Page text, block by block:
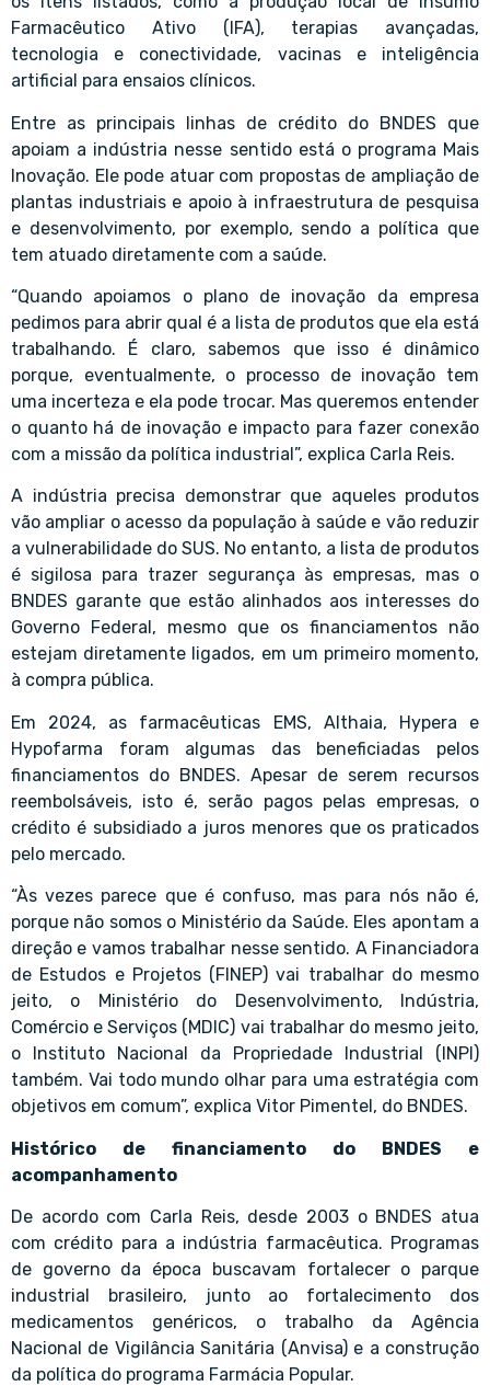
Farmacêutico Ativo (IFA), terapias avançadas,
tecnologia e conectividade, vacinas e inteligência
artificial para ensaios clínicos.
Entre as principais linhas de crédito do BNDES que
apoiam a indústria nesse sentido está o programa Mais
Inovação. Ele pode atuar com propostas de ampliação de
plantas industriais e apoio à infraestrutura de pesquisa
e desenvolvimento, por exemplo, sendo a política que
tem atuado diretamente com a saúde.
“Quando apoiamos o plano de inovação da empresa
pedimos para abrir qual é a lista de produtos que ela está
trabalhando. É claro, sabemos que isso é dinâmico
porque, eventualmente, o processo de inovação tem
uma incerteza e ela pode trocar. Mas queremos entender
o quanto há de inovação e impacto para fazer conexão
com a missão da política industrial”, explica Carla Reis.
A indústria precisa demonstrar que aqueles produtos
vão ampliar o acesso da população à saúde e vão reduzir
a vulnerabilidade do SUS. No entanto, a lista de produtos
é sigilosa para trazer segurança às empresas, mas o
BNDES garante que estão alinhados aos interesses do
Governo Federal, mesmo que os financiamentos não
estejam diretamente ligados, em um primeiro momento,
à compra pública.
Em 2024, as farmacêuticas EMS, Althaia, Hypera e
Hypofarma foram algumas das beneficiadas pelos
financiamentos do BNDES. Apesar de serem recursos
reembolsáveis, isto é, serão pagos pelas empresas, o
crédito é subsidiado a juros menores que os praticados
pelo mercado.
“Às vezes parece que é confuso, mas para nós não é,
porque não somos o Ministério da Saúde. Eles apontam a
direção e vamos trabalhar nesse sentido. A Financiadora
de Estudos e Projetos (FINEP) vai trabalhar do mesmo
jeito, o Ministério do Desenvolvimento, Indústria,
Comércio e Serviços (MDIC) vai trabalhar do mesmo jeito,
o Instituto Nacional da Propriedade Industrial (INPI)
também. Vai todo mundo olhar para uma estratégia com
objetivos em comum”, explica Vitor Pimentel, do BNDES.
Histórico de financiamento do BNDES e
acompanhamento
De acordo com Carla Reis, desde 2003 o BNDES atua
com crédito para a indústria farmacêutica. Programas
de governo da época buscavam fortalecer o parque
industrial brasileiro, junto ao fortalecimento dos
medicamentos genéricos, o trabalho da Agência
Nacional de Vigilância Sanitária (Anvisa) e a construção
da política do programa Farmácia Popular.